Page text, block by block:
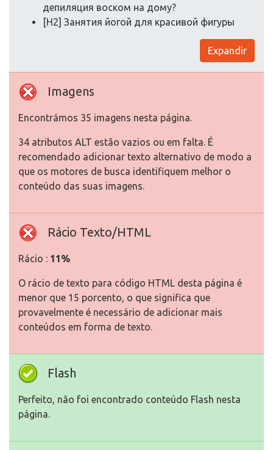
депиляция воском на дому?
[H2] Занятия йогой для красивой фигуры
Expandir
Imagens
Encontrámos 35 imagens nesta página.
34 atributos ALT estão vazios ou em falta. É
recomendado adicionar texto alternativo de modo a
que os motores de busca identifiquem melhor o
conteúdo das suas imagens.
Rácio Texto/HTML
Rácio : 11%
O rácio de texto para código HTML desta página é
menor que 15 porcento, o que significa que
provavelmente é necessário de adicionar mais
conteúdos em forma de texto.
Flash
Perfeito, não foi encontrado conteúdo Flash nesta
página.